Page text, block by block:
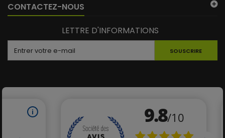
CONTACTEZ-NOUS
LETTRE D'INFORMATIONS
SOUSCRIRE